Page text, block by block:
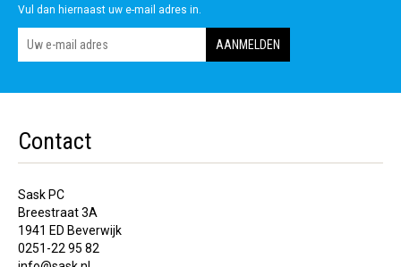
Vul dan hiernaast uw e-mail adres in.
Contact
Sask PC
Breestraat 3A
1941 ED Beverwijk
0251-22 95 82